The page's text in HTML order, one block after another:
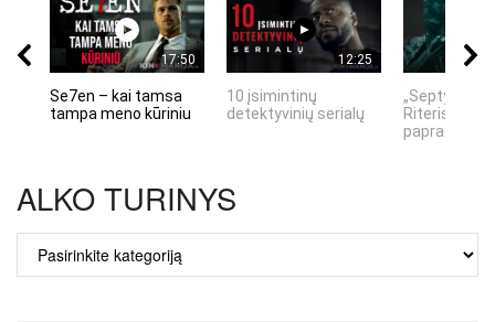
17:50
Se7en – kai tamsa
tampa meno kūriniu
12:25
10 įsimintinų
detektyvinių serialų
„Septynių
Riteris" – kai
ALKO TURINYS
ALKO
TURINYS